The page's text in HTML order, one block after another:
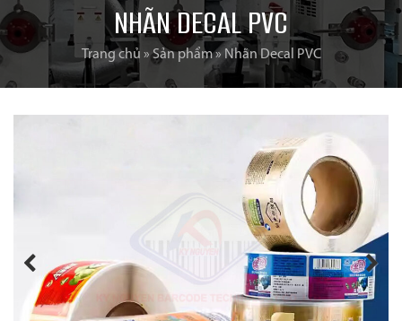
NHÃN DECAL PVC
Trang chủ »Sản phẩm» Nhãn Decal PVC
Previous Next